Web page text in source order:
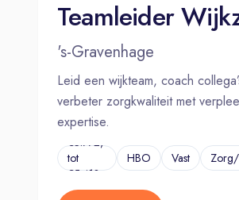
's-Gravenhage
Leid een wijkteam, coach
verbeter zorgkwaliteit met
expertise.
€3.772,-
tot
€5.413,-
HBO Vast